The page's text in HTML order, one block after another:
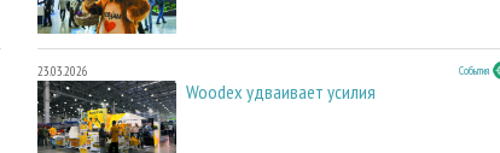
23.03.2026 События
Woodex удваивает усилия